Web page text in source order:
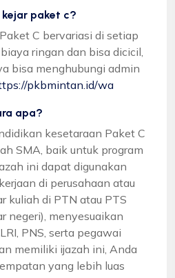
paket c?
C bervariasi di setiap
ringan dan bisa dicicil,
bisa menghubungi admin
pkbmintan.id/wa
apa?
kesetaraan Paket C
SMA, baik untuk program
ini dapat digunakan
di perusahaan atau
kuliah di PTN atau PTS
negeri), menyesuaikan
PNS, serta pegawai
memiliki ijazah ini, Anda
yang lebih luas